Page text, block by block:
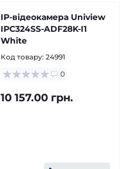
IP-відеокамера Uniview
IPC324SS-ADF28K-I1
White
Код товару: 24991
0
10 157.00 грн.